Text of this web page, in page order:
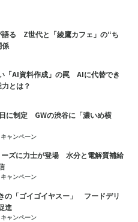
語る Z世代と「綾鷹カフェ」の“ち
係
「AI資料作成」の罠 AIに代替でき
とは？
に制定 GWの渋谷に「濃いめ横
ャンペーン
ーズに力士が登場 水分と電解質補給
ャンペーン
の「ゴイゴイヤスー」 フードデリ
進
ャンペーン